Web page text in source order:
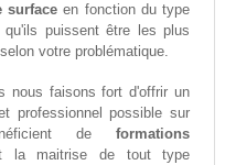
surface en fonction du type
puissent être les plus
votre problématique.
nous faisons fort d'offrir un
professionnel possible sur
deformations
la maitrise de tout type